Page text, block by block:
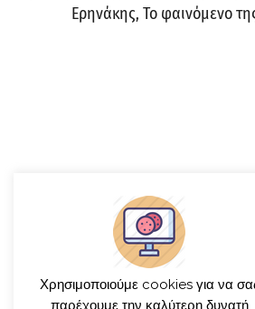
Ερηνάκης, Το φαινόμενο
Χρησιμοποιούμε cookies για να
παρέχουμε την καλύτερη δυνατή